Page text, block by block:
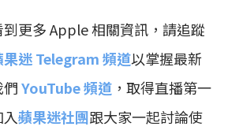
更多 Apple 相關資訊，請追蹤
果迷 Telegram 頻道以掌握最新
YouTube 頻道 ，取得直播第一
蘋果迷社團跟大家一起討論使